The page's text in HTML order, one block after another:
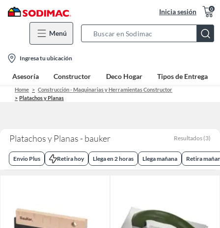
Inicia sesión 0
Menú
Bar
location-
icon
Ingresa tu ubicación
Asesoría Constructor Deco Hogar Tipos de Entrega
Home
Construcción - Maquinarias y Herramientas Constructor
Platachos y Planas
Platachos y Planas - bauker Resultados (3)
Envio Plus Retira hoy Llega en 2 horas Llega mañana Retira